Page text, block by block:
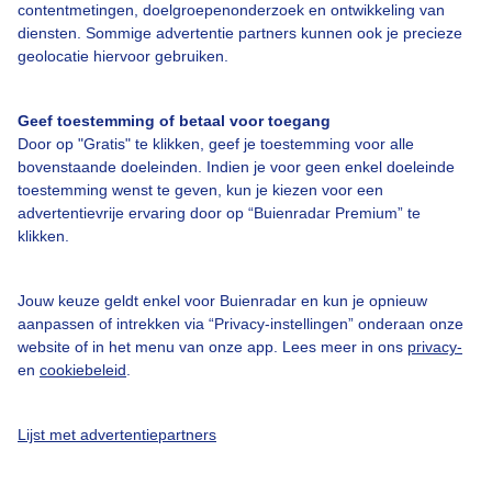
contentmetingen, doelgroepenonderzoek en ontwikkeling van
diensten. Sommige advertentie partners kunnen ook je precieze
geolocatie hiervoor gebruiken.
Geef toestemming of betaal voor toegang
Door op "Gratis" te klikken, geef je toestemming voor alle
bovenstaande doeleinden. Indien je voor geen enkel doeleinde
toestemming wenst te geven, kun je kiezen voor een
advertentievrije ervaring door op “Buienradar Premium” te
klikken.
Jouw keuze geldt enkel voor Buienradar en kun je opnieuw
aanpassen of intrekken via “Privacy-instellingen” onderaan onze
website of in het menu van onze app. Lees meer in ons privacy-
en cookiebeleid
Lijst met advertentiepartners
Waarom komt de Buienradar +3 uur vooruit niet overeen met de
Buienradar +24 uur vooruit?
Over Buienradar
Veelgestelde vragen
Contact
Gebruikersvoorwaarden